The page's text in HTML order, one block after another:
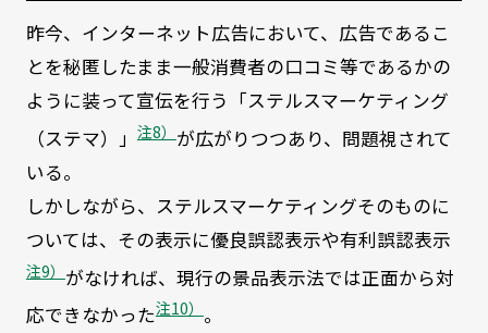
昨今、インターネット広告において、広告であるこ
とを秘匿したまま一般消費者の口コミ等であるかの
ように装って宣伝を行う「ステルスマーケティング
（ステマ）」注8） が広がりつつあり、問題視されて
いる。
しかしながら、ステルスマーケティングそのものに
ついては、その表示に優良誤認表示や有利誤認表示
注9） がなければ、現行の景品表示法では正面から対
応できなかった注10） 。